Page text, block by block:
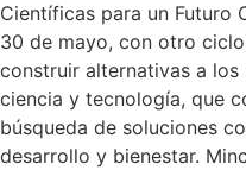
Científicas para un Futuro
30 de mayo, con otro
construir alternativas a
ciencia y tecnología, que
búsqueda de soluciones
desarrollo y bienestar.